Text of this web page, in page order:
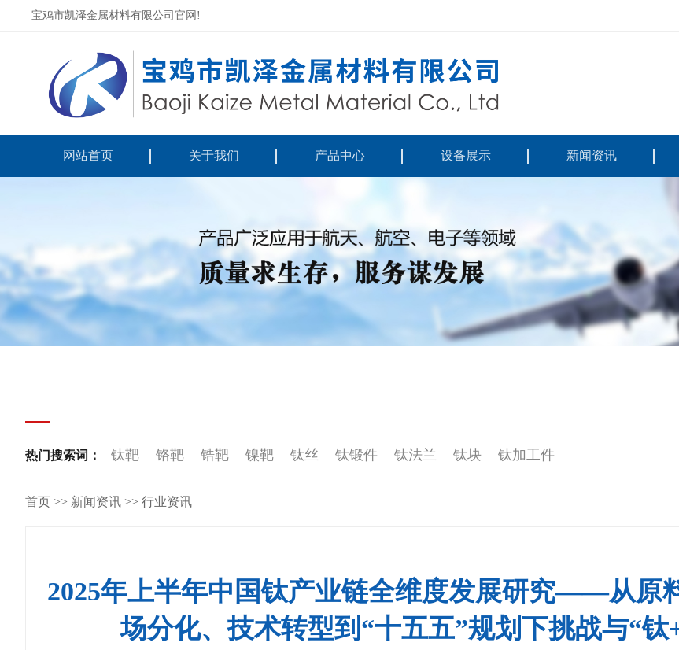
宝鸡市凯泽金属材料有限公司官网!
网站首页 关于我们
企业文化
组织机构
厂区风貌
产品中心
钛合金材料
钛锻件
钛加工件
钛标准件
复合材料
设备展示 新闻资讯
行业资讯
技术资料
热门搜索词： 钛靶 铬靶 锆靶 镍靶 钛丝 钛锻件 钛法兰 钛块 钛加工件
首页 >> 新闻资讯 >> 行业资讯
2025年上半年中国钛产业链全维度发展研究——从原
场分化、技术转型到“十五五”规划下挑战与“